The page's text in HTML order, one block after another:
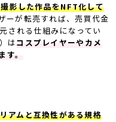
影した作品をNFT化して
ーが転売すれば、売買代金
される仕組みになってい
はコスプレイヤーやカメ
。
アムと互換性がある規格